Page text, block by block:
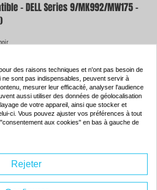
- DELL Series 9/MK992/MW175 -
des raisons techniques et n'ont pas besoin de
sont pas indispensables, peuvent servir à
mesurer leur efficacité, analyser l'audience
aussi utiliser des données de géolocalisation
de votre appareil, ainsi que stocker et
ci. Vous pouvez ajuster vos préférences à tout
aux cookies" en bas à gauche de
Rejeter